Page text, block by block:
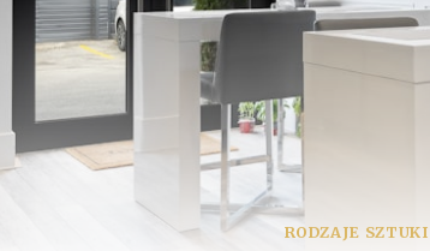
RODZAJE SZTUKI